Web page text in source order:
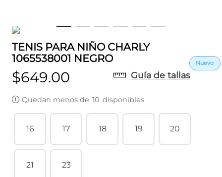
TENIS PARA NIÑO CHARLY
1065538001 NEGRO
$649.00 Guía de tallas
Quedan menos de 10 disponibles
16 17 18 19 20
21 23